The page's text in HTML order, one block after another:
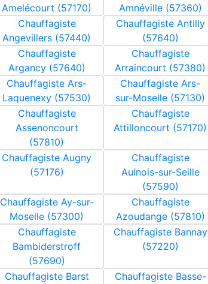
Amelécourt (57170)
Amnéville (57360)
Chauffagiste
Angevillers (57440)
Chauffagiste Antilly
(57640)
Chauffagiste
Argancy (57640)
Chauffagiste
Arraincourt (57380)
Chauffagiste Ars-
Laquenexy (57530)
Chauffagiste Ars-
sur-Moselle (57130)
Chauffagiste
Assenoncourt
(57810)
Chauffagiste
Attilloncourt (57170)
Chauffagiste Augny
(57176)
Chauffagiste
Aulnois-sur-Seille
(57590)
Chauffagiste Ay-sur-
Moselle (57300)
Chauffagiste
Azoudange (57810)
Chauffagiste
Bambiderstroff
(57690)
Chauffagiste Bannay
(57220)
Chauffagiste Barst
Chauffagiste Basse-